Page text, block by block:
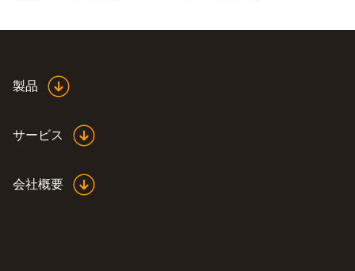
製品
サービス
会社概要